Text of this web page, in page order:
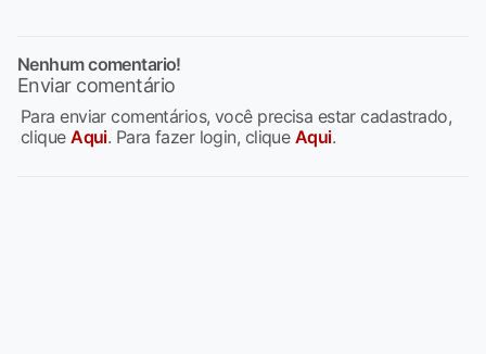
Nenhum comentario!
Enviar comentário
Para enviar comentários, você precisa estar cadastrado,
cliqueAqui. Para fazer login, clique Aqui.